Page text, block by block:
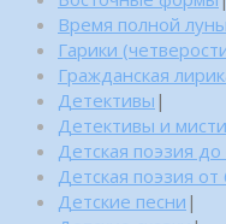
Время полной луны
Гарики
Гражданская
Детективы |
Детективы и
Детская поэзия до
Детская поэзия от
Детские песни |